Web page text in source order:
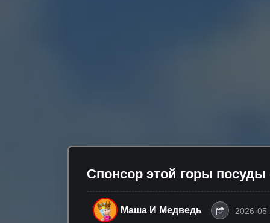
Спонсор этой горы посуды
Маша И Медведь 2026-